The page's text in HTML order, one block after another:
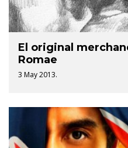
El original
Romae
3 May 2013.